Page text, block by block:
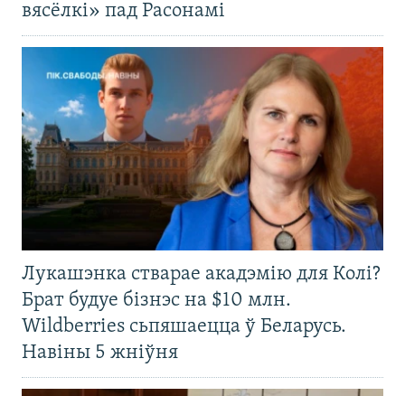
вясёлкі» пад Расонамі
Лукашэнка стварае акадэмію для Колі?
Брат будуе бізнэс на $10 млн.
Wildberries сьпяшаецца ў Беларусь.
Навіны 5 жніўня